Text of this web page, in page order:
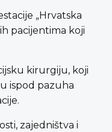
„Hrvatska
pacijentima koji
kirurgiju, koji
ispod pazuha
zajedništva i